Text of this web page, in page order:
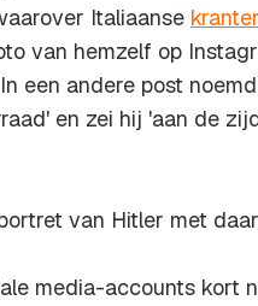
Italiaanse
van hemzelf op
een andere post
en zei hij 'aan de
van Hitler met
media-accounts kort